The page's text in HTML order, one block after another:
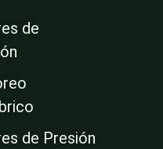
de
de Presión